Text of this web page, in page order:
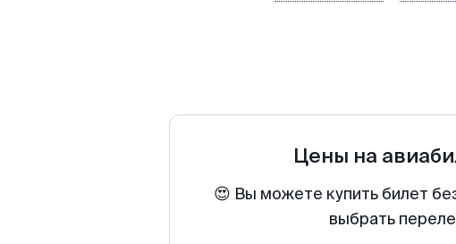
Цены на
😍 Вы можете купить билет
выбрать